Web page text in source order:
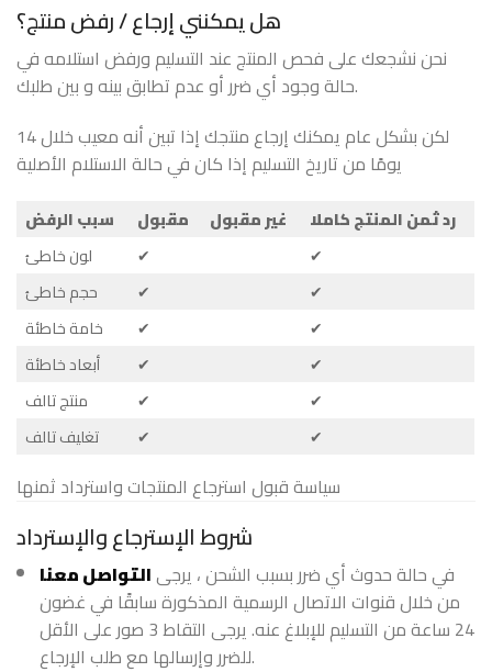
هل يمكنني إرجاع / رفض منتج؟
نحن نشجعك على فحص المنتج عند التسليم ورفض استلامه في
حالة وجود أي ضرر أو عدم تطابق بينه و بين طلبك.
لكن بشكل عام يمكنك إرجاع منتجك إذا تبين أنه معيب خلال 14
يومًا من تاريخ التسليم إذا كان في حالة الاستلام الأصلية
سبب الرفض مقبول غير مقبول
رد ثمن المنتج كاملا
لون خاطئ
✔
✔
حجم خاطئ
✔
✔
خامة خاطئة
✔
✔
أبعاد خاطئة
✔
✔
منتج تالف
✔
✔
تغليف تالف
✔ ✔
سياسة قبول استرجاع المنتجات واسترداد ثمنها
شروط الإسترجاع والإسترداد
في حالة حدوث أي ضرر بسبب الشحن ، يرجىالتواصل معنا
من خلال قنوات الاتصال الرسمية المذكورة سابقًا في غضون
24 ساعة من التسليم للإبلاغ عنه. يرجى التقاط 3 صور على الأقل
للضرر وإرسالها مع طلب الإرجاع.